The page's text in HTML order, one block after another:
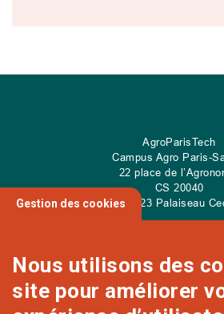
AgroParisTech
Campus Agro Paris-
22 place de
CS 20040
91 123 Palaiseau
NOUS
Gestion des cookies
Nous utilisons des
site pour améliorer